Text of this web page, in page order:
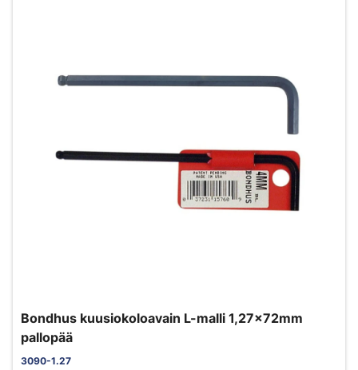
Bondhus kuusiokoloavain L-malli 1,27x72mm
pallopää
3090-1.27